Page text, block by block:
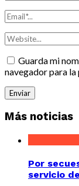
Guarda mi
navegador para la
Más noticias
Por
servicio